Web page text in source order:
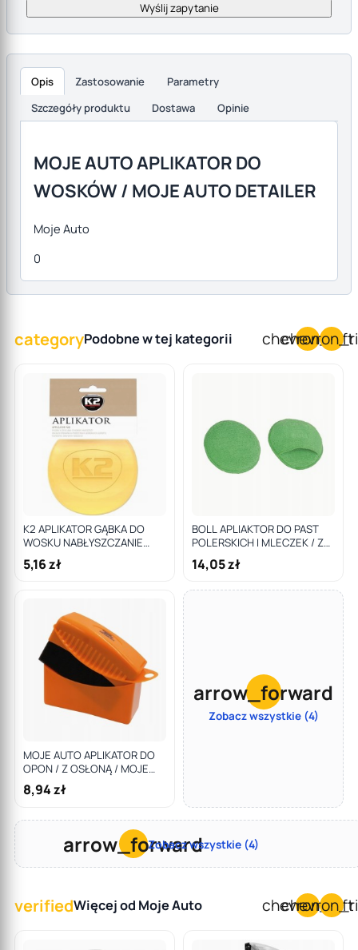
Wyślij zapytanie
Opis Zastosowanie
Parametry
Szczegóły produktu
Dostawa Opinie
Opis produktu
MOJE AUTO APLIKATOR DO
WOSKÓW / MOJE AUTO DETAILER
Moje Auto
0
categoryPodobne w tej kategorii chevron_left
K2 APLIKATOR GĄBKA DO
WOSKU NABŁYSZCZANIE
DETALING
5,16 zł
MOJE AUTO APLIKATOR DO
OPON / Z OSŁONĄ / MOJE
AUTO DETAILER
8,94 zł
BOLL APLIAKTOR DO PAST
POLERSKICH I MLECZEK / Z
MIKROFAZY / BOLL
14,05 zł
arrow_forward
Zobacz wszystkie (4)
arrow_forwardZobacz wszystkie (4)
verifiedWięcej od Moje Auto chevron_left